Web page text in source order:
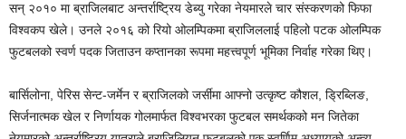
सन् २०१० मा ब्राजिलबाट अन्तर्राष्ट्रिय डेब्यु गरेका नेयमारले चार संस्करणको फिफा
विश्वकप खेले। उनले २०१६ को रियो ओलम्पिकमा ब्राजिललाई पहिलो पटक ओलम्पिक
फुटबलको स्वर्ण पदक जिताउन कप्तानका रूपमा महत्त्वपूर्ण भूमिका निर्वाह गरेका थिए।
बार्सिलोना, पेरिस सेन्ट-जर्मेन र ब्राजिलको जर्सीमा आफ्नो उत्कृष्ट कौशल, ड्रिब्लिङ,
सिर्जनात्मक खेल र निर्णायक गोलमार्फत विश्वभरका फुटबल समर्थकको मन जितेका